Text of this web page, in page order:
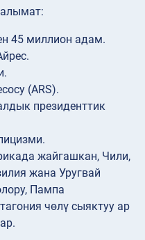
45 миллион адам.
(ARS).
президенттик
жайгашкан, Чили,
жана Уругвай
Пампа
чөлү сыяктуу ар